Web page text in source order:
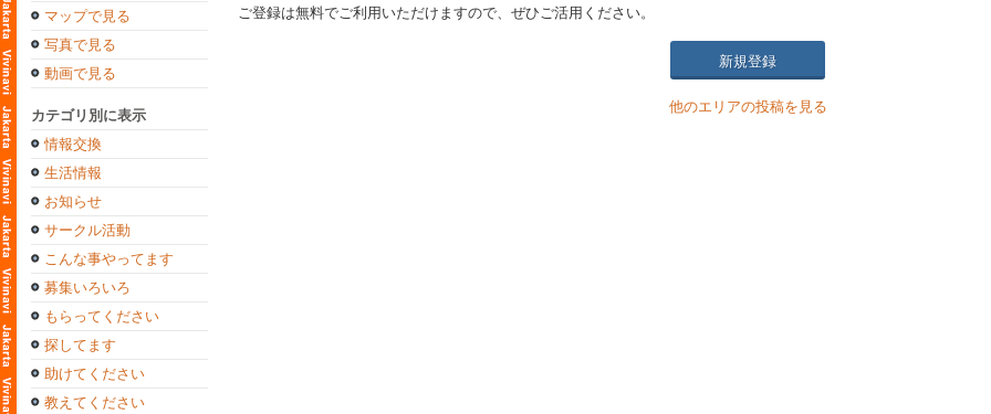
マップで見る
写真で見る
動画で見る
カテゴリ別に表示
情報交換
生活情報
お知らせ
サークル活動
こんな事やってます
募集いろいろ
もらってください
探してます
助けてください
教えてください
ご登録は無料でご利用いただけますので、ぜひご活用ください。
新規登録
他のエリアの投稿を見る